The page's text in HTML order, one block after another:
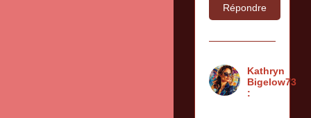
Répondre
Kathryn
Bigelow73
: